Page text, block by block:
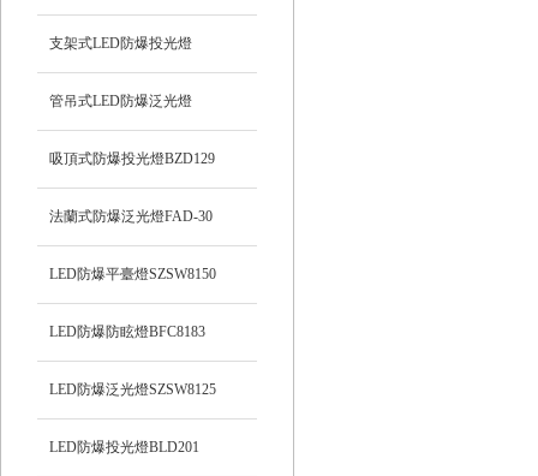
支架式LED防爆投光燈
管吊式LED防爆泛光燈
吸頂式防爆投光燈BZD129
法蘭式防爆泛光燈FAD-30
LED防爆平臺燈SZSW8150
LED防爆防眩燈BFC8183
LED防爆泛光燈SZSW8125
LED防爆投光燈BLD201